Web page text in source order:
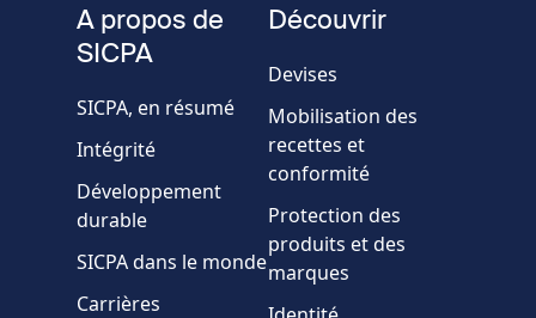
téléphone
Société/Organisation
Pays
Message
A propos de
SICPA
SICPA, en résumé
Intégrité
Développement
durable
SICPA dans le monde
Carrières
Découvrir
Devises
Mobilisation des
recettes et
conformité
Protection des
produits et des
marques